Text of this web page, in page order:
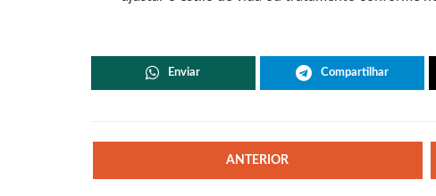
Enviar Compartilhar
ANTERIOR